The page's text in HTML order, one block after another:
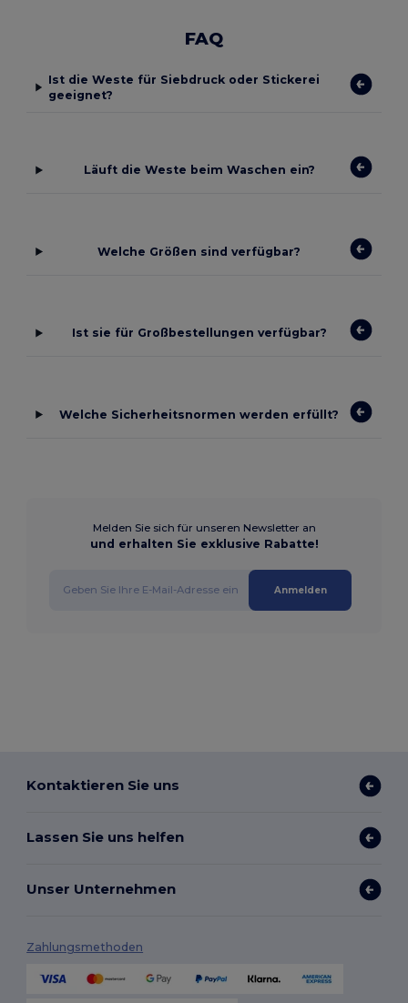
FAQ
Ist die Weste für Siebdruck oder Stickerei
geeignet?
Läuft die Weste beim Waschen ein?
Welche Größen sind verfügbar?
Ist sie für Großbestellungen verfügbar?
Welche Sicherheitsnormen werden erfüllt?
Melden Sie sich für unseren Newsletter an
und erhalten Sie exklusive Rabatte!
Anmelden
Kontaktieren Sie uns
Lassen Sie uns helfen
Unser Unternehmen
Zahlungsmethoden